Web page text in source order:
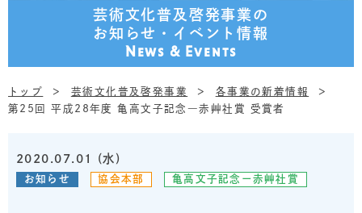
芸術文化普及啓発事業の
お知らせ・イベント情報
News & Events
トップ 芸術文化普及啓発事業
各事業の新着情報
第25回 平成28年度 亀高文子記念―赤艸社賞 受賞者
2020.07.01 (水)
お知らせ 協会本部 亀高文子記念ー赤艸社賞